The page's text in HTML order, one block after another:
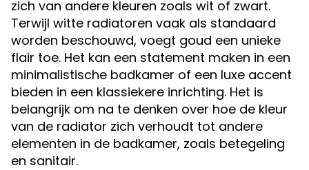
zich van andere kleuren zoals wit of zwart.
Terwijl witte radiatoren vaak als standaard
worden beschouwd, voegt goud een unieke
flair toe. Het kan een statement maken in een
minimalistische badkamer of een luxe accent
bieden in een klassiekere inrichting. Het is
belangrijk om na te denken over hoe de kleur
van de radiator zich verhoudt tot andere
elementen in de badkamer, zoals betegeling
en sanitair.